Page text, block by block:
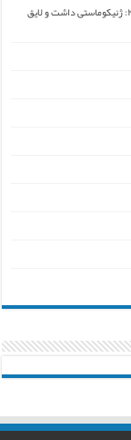
انتقاد تند یوتیوبر کانادایی از قهرمانی سمسون داودا در مستر المپیا ۲۰۲۴: ژنیکوماستی داشت و لایق